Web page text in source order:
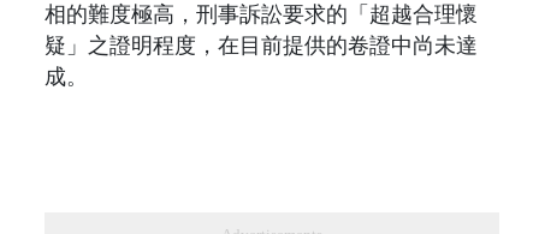
相的難度極高，刑事訴訟要求的「超越合理懷
疑」之證明程度，在目前提供的卷證中尚未達
成。